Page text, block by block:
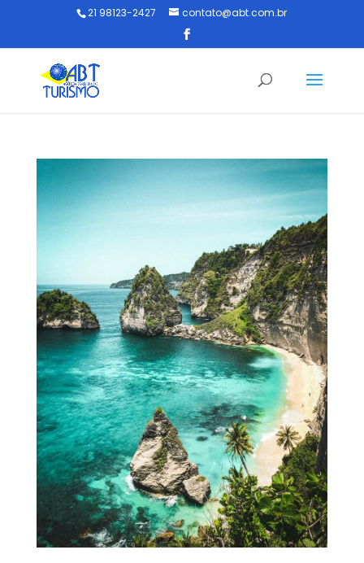
21 98123-2427 contato@abt.com.br